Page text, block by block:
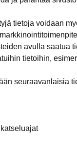
tietoja voidaan
avulla saatua
tietoihin,
seuraavanlaisia